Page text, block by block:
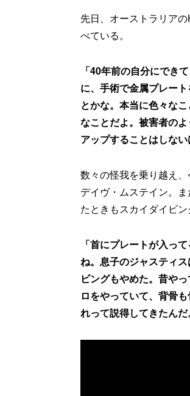
先日、オーストラリア
べている。
「40年前の自分にでき
に、手術で金属プレー
とかな。本当に色々な
なことだよ。被害者の
アップすることはしない
数々の怪我を乗り越え
デイヴ・ムステイン。
たときもスカイダイビ
「首にプレートが入っ
ね。息子のジャスティ
ビングもやめた。昔や
ロをやっていて、背骨
れって説得してきたん